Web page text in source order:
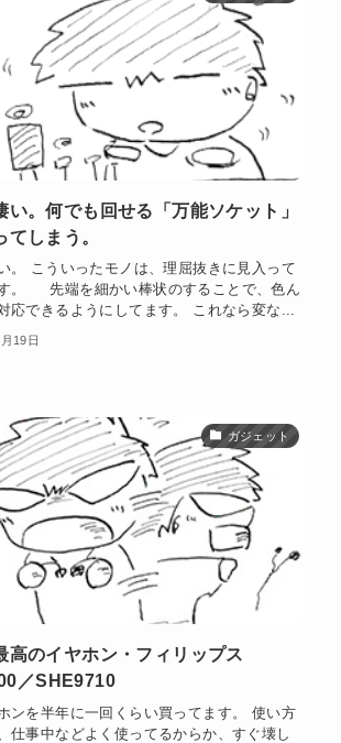
い。何でも回せる「万能ソケット」
てしまう。
。 こういったモノは、理屈抜きに見入って
。 先端を細かい棒状のすることで、色ん
応できるようにしてます。 これなら変な...
19日
ガジェット
高のイヤホン・フィリップス
／SHE9710
ンを半年に一回くらい買ってます。 使い方
仕事中などよく使ってるからか、すぐ壊し